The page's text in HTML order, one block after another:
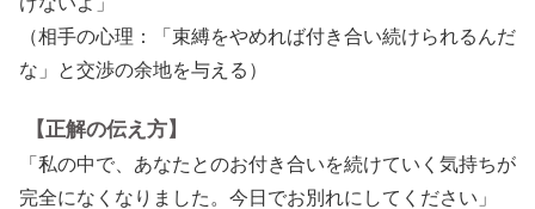
（相手の心理：「束縛をやめれば付き合い続けられるんだ
な」と交渉の余地を与える）
【正解の伝え方】
「私の中で、あなたとのお付き合いを続けていく気持ちが
完全になくなりました。今日でお別れにしてください」